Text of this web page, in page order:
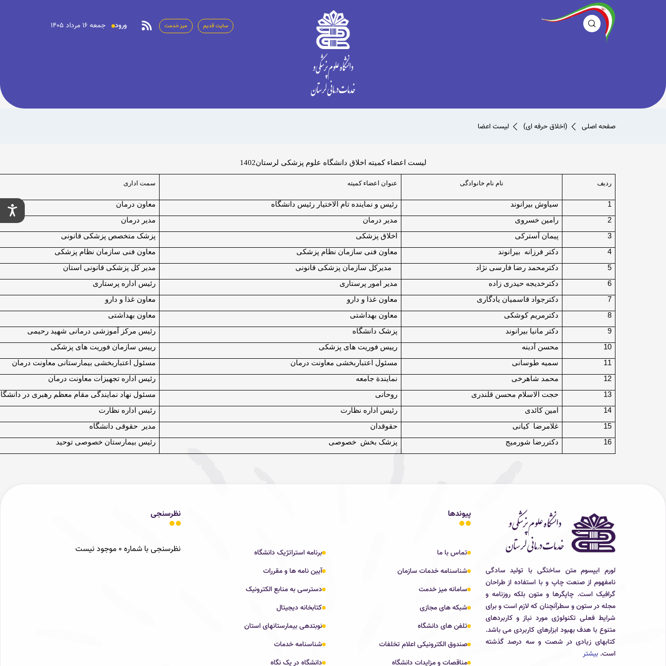
جمعه 16 مرداد 1405 ورود میز خدمت سایت قدیم
صفحه اصلی (اخلاق حرفه ای) لیست اعضا
لیست اعضاء کمیته اخلاق دانشگاه علوم پزشکی لرستان1402
ردیف نام نام خانوادگی عنوان اعضاء کمیته سمت اداری
1 سیاوش بیرانوند رئیس و نماینده تام الاختیار رئیس دانشگاه
معاون درمان
2
رامین خسروی مدیر درمان
مدیر درمان
3
پیمان آسترکی اخلاق پزشکی
پزشک متخصص پزشکی قانونی
4
دکتر فرزانه بیرانوند معاون فنی سازمان نظام پزشکی
معاون فنی سازمان نظام پزشکی
5
دکترمحمد رضا فارسی نژاد مدیرکل سازمان پزشکی قانونی
مدیر کل پزشکی قانونی استان
6
دکترخدیجه حیدری زاده مدیر امور پرستاری
رئیس اداره پرستاری
7
دکترجواد قاسمیان یادگاری معاون غذا و دارو
معاون غذا و دارو
8
دکترمریم کوشکی معاون بهداشتی
معاون بهداشتی
9
دکتر مانیا بیرانوند پزشک دانشگاه
رئیس مرکز آموزشی درمانی شهید رحیمی
10
محسن آدینه رییس فوریت های پزشکی
رییس سازمان فوریت های پزشکی
11
سمیه طوسانی مسئول اعتباربخشی معاونت درمان
مسئول اعتباربخشی بیمارستانی معاونت درمان
12
محمد شاهرخی نمایندة جامعه
رئیس اداره تجهیزات معاونت درمان
13
حجت الاسلام محسن قلندری روحانی
مسئول نهاد نمایندگی مقام معظم رهبری در
14
امین کائدی رئیس اداره نظارت
رئیس اداره نظارت
15
غلامرضا کیانی حقوقدان
مدیر حقوقی دانشگاه
16
دکتررضا شورمیج پزشک بخش خصوصی رئیس بیمارستان خصوصی توحید
لورم ایپسوم متن ساختگی با تولید سادگی
نامفهوم از صنعت چاپ و با استفاده از طراحان
گرافیک است. چاپگرها و متون بلکه روزنامه و
مجله در ستون و سطرآنچنان که لازم است و برای
شرایط فعلی تکنولوژی مورد نیاز و کاربردهای
متنوع با هدف بهبود ابزارهای کاربردی می باشد.
کتابهای زیادی در شصت و سه درصد گذشته
است. بیشتر
پیوندها
تماس با ما
برنامه استراتژیک دانشگاه
شناسنامه خدمات سازمان
آیین نامه ها و مقررات
سامانه میز خدمت
دسترسی به منابع الکترونیک
شبکه های مجازی
کتابخانه دیجیتال
تلفن های دانشگاه
نوبتدهی بیمارستانهای استان
صندوق الکترونیکی اعلام تخلفات
شناسنامه خدمات
مناقصات و مزایدات دانشگاه
دانشگاه در یک نگاه
نظرسنجی
نظرسنجی با شماره 0 موجود نیست